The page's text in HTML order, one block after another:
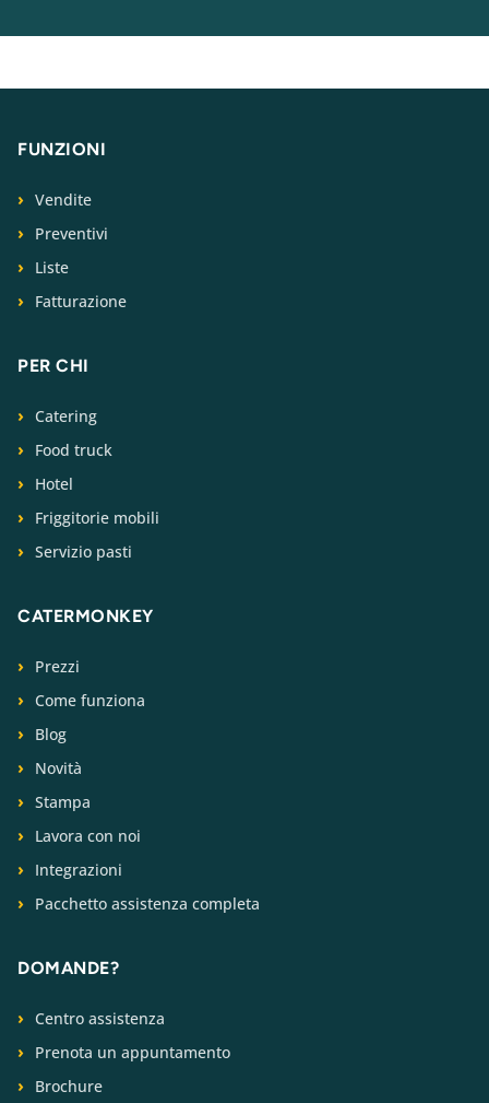
FUNZIONI
Vendite
Preventivi
Liste
Fatturazione
PER CHI
Catering
Food truck
Hotel
Friggitorie mobili
Servizio pasti
CATERMONKEY
Prezzi
Come funziona
Blog
Novità
Stampa
Lavora con noi
Integrazioni
Pacchetto assistenza completa
DOMANDE?
Centro assistenza
Prenota un appuntamento
Brochure